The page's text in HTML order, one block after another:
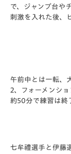
で、ジャンプ台や
刺激を入れた後、
午前中とは一転、
2、フォーメンシ
約50分で練習は終
七牟禮選手と伊藤